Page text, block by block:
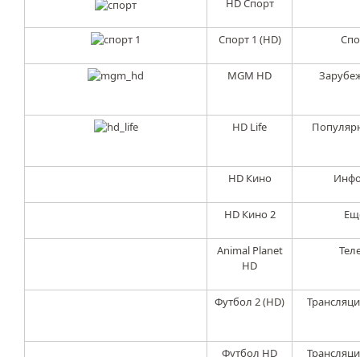
HD Спорт
Спорт 1 (HD)
MGM HD
HD Life
HD Кино
HD Кино 2
Animal Planet
HD
Футбол 2 (HD)
Футбол HD